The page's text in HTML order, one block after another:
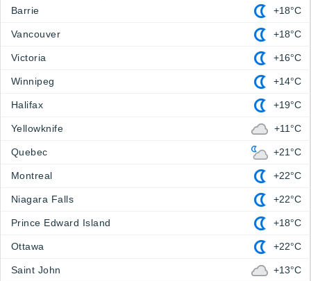
Barrie +18°C
Vancouver +18°C
Victoria +16°C
Winnipeg +14°C
Halifax +19°C
Yellowknife +11°C
Quebec +21°C
Montreal +22°C
Niagara Falls +22°C
Prince Edward Island +18°C
Ottawa +22°C
Saint John +13°C